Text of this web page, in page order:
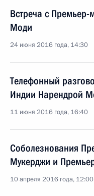
Встреча с
Моди
24 июня 2016 года, 14:30
Телефонный
Индии Нарендрой
11 июня 2016 года, 16:40
Соболезнования
Мукерджи и
10 апреля 2016 года, 12:00